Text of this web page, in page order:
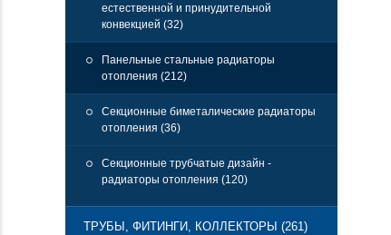
естественной и принудительной
конвекцией (32)
Панельные стальные радиаторы
отопления (212)
Секционные биметалические радиаторы
отопления (36)
Секционные трубчатые дизайн -
радиаторы отопления (120)
ТРУБЫ, ФИТИНГИ, КОЛЛЕКТОРЫ (261)